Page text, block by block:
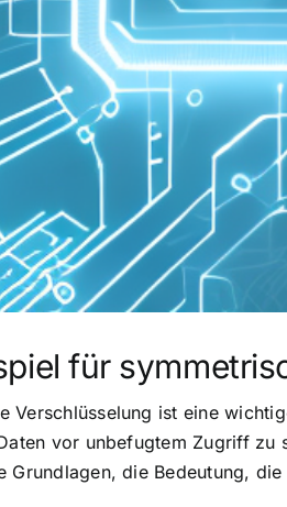
für
Verschlüsselung ist eine
vor unbefugtem Zugriff zu
Grundlagen, die Bedeutung,